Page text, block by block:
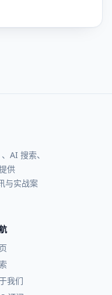
AI 搜索、
供
与实战案
我们